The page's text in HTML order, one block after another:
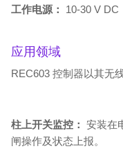
工作电源： 10-30 V DC
应用领域
REC603 控制器以其无
柱上开关监控： 安装在
闸操作及状态上报。